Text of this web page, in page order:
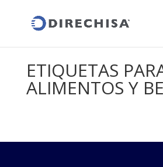
ETIQUETAS
ALIMENTOS Y